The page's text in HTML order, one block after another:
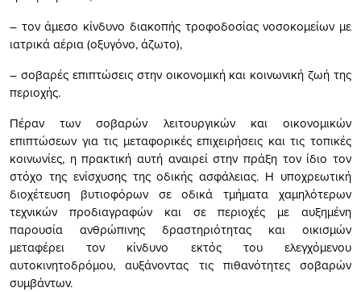
– τον άμεσο κίνδυνο διακοπής τροφοδοσίας νοσοκομείων με
ιατρικά αέρια (οξυγόνο, άζωτο),
– σοβαρές επιπτώσεις στην οικονομική και κοινωνική ζωή της
περιοχής.
Πέραν των σοβαρών λειτουργικών και οικονομικών
επιπτώσεων για τις μεταφορικές επιχειρήσεις και τις τοπικές
κοινωνίες, η πρακτική αυτή αναιρεί στην πράξη τον ίδιο τον
στόχο της ενίσχυσης της οδικής ασφάλειας. Η υποχρεωτική
διοχέτευση βυτιοφόρων σε οδικά τμήματα χαμηλότερων
τεχνικών προδιαγραφών και σε περιοχές με αυξημένη
παρουσία ανθρώπινης δραστηριότητας και οικισμών
μεταφέρει τον κίνδυνο εκτός του ελεγχόμενου
αυτοκινητοδρόμου, αυξάνοντας τις πιθανότητες σοβαρών
συμβάντων.